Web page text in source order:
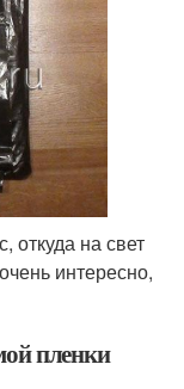
откуда на свет
интересно,
пленки